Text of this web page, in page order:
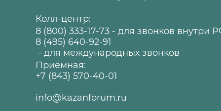
Колл-центр:
8 (800) 333-17-73 - для звонков внутри
8 (495) 640-92-91
- для международных звонков
Приёмная:
+7 (843) 570-40-01
info@kazanforum.ru